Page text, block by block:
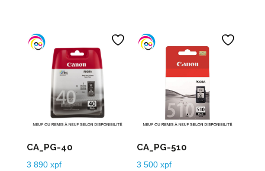
CA_PG-40
3 890 xpf
CA_PG-510
3 500xpf